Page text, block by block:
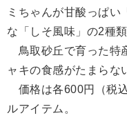
ミちゃんが甘酸っぱい
な「しそ風味」の2種類
鳥取砂丘で育った特
ャキの食感がたまらな
価格は各600円（税
ルアイテム。